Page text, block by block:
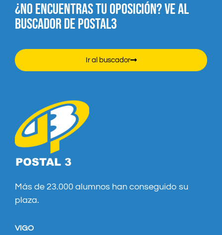
¿NO ENCUENTRAS TU OPOSICIÓN? VE AL
BUSCADOR DE POSTAL3
Ir al buscador
Más de 23.000 alumnos han conseguido su
plaza.
VIGO